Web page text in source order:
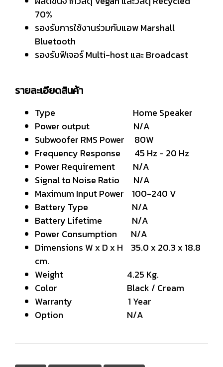
70%
รองรับการใช้งานร่วมกับแอพ Marshall
Bluetooth
รองรับฟีเจอร์ Multi-host และ Broadcast
รายละเอียดสินค้า
Type Home Speaker
Power output N/A
Subwoofer RMS Power 80W
Frequency Response 45 Hz - 20 Hz
Power Requirement N/A
Signal to Noise Ratio N/A
Maximum Input Power 100-240 V
Battery Type N/A
Battery Lifetime N/A
Power Consumption N/A
Dimensions W x D x H 35.0 x 20.3 x 18.8
cm.
Weight 4.25 Kg.
Color Black / Cream
Warranty 1 Year
Option N/A